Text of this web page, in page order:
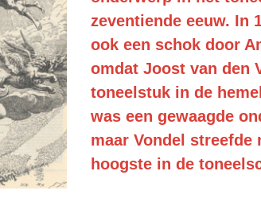
zeventiende eeuw. In
ook een schok door
omdat Joost van den
toneelstuk in de
was een gewaagde
maar Vondel streefde
hoogste in de